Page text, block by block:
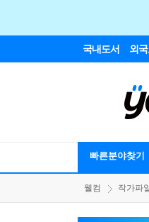
국내도서 외
빠른분야찾기
웰컴 작가파일